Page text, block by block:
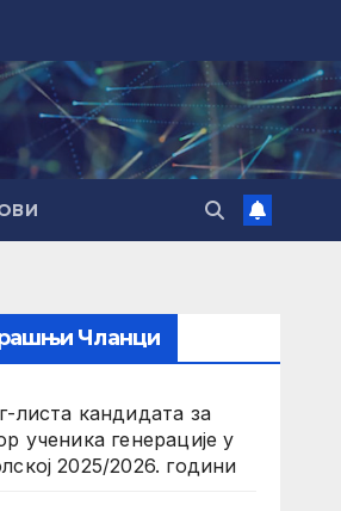
Чланци
листа кандидата за
ученика генерације у
2025/2026. години